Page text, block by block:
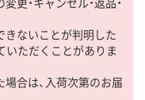
きないことが判明した
いただくことがありま
合は、入荷次第のお届